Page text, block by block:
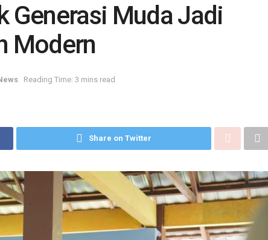
Generasi Muda Jadi
Modern
Reading Time: 3 mins read
Share on Twitter